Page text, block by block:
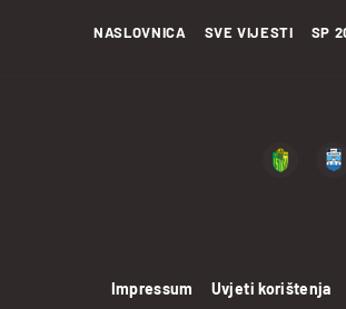
NASLOVNICA SVE VIJESTI SP
Impressum Uvjeti korištenja